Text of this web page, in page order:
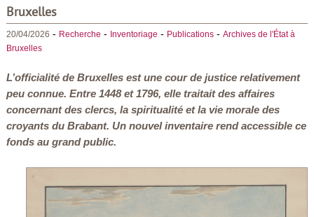
Bruxelles
20/04/2026 - Recherche - Inventoriage - Publications- Archives de l'État à
Bruxelles
L’officialité de Bruxelles est une cour de justice relativement
peu connue. Entre 1448 et 1796, elle traitait des affaires
concernant des clercs, la spiritualité et la vie morale des
croyants du Brabant. Un nouvel inventaire rend accessible ce
fonds au grand public.